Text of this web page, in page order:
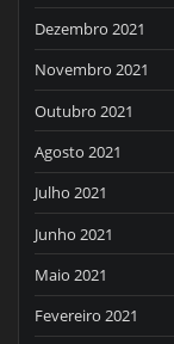
Dezembro 2021
Novembro 2021
Outubro 2021
Agosto 2021
Julho 2021
Junho 2021
Maio 2021
Fevereiro 2021